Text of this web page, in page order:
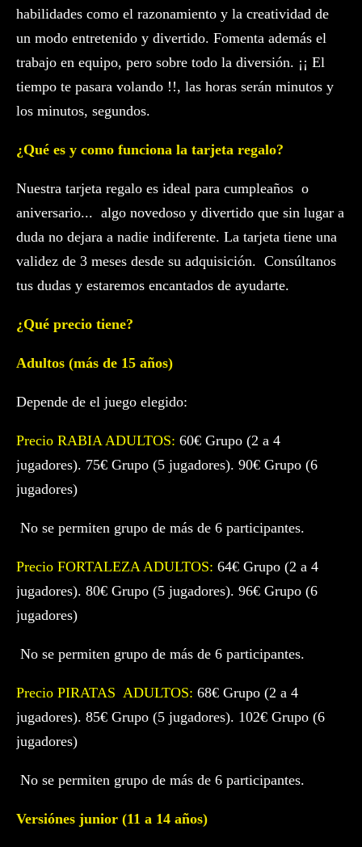
habilidades como el razonamiento y la creatividad de
un modo entretenido y divertido. Fomenta además el
trabajo en equipo, pero sobre todo la diversión. ¡¡ El
tiempo te pasara volando !!, las horas serán minutos y
los minutos, segundos.
¿Qué es y como funciona la tarjeta regalo?
Nuestra tarjeta regalo es ideal para cumpleaños o
aniversario... algo novedoso y divertido que sin lugar a
duda no dejara a nadie indiferente. La tarjeta tiene una
validez de 3 meses desde su adquisición. Consúltanos
tus dudas y estaremos encantados de ayudarte.
¿Qué precio tiene?
Adultos (más de 15 años)
Depende de el juego elegido:
Precio RABIA ADULTOS: 60€ Grupo (2 a 4
jugadores). 75€ Grupo (5 jugadores). 90€ Grupo (6
jugadores)
No se permiten grupo de más de 6 participantes.
Precio FORTALEZA ADULTOS: 64€ Grupo (2 a 4
jugadores). 80€ Grupo (5 jugadores). 96€ Grupo (6
jugadores)
No se permiten grupo de más de 6 participantes.
Precio PIRATAS ADULTOS: 68€ Grupo (2 a 4
jugadores). 85€ Grupo (5 jugadores). 102€ Grupo (6
jugadores)
No se permiten grupo de más de 6 participantes.
Versiónes junior (11 a 14 años)